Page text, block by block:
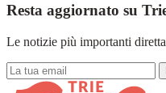
Resta aggiornato su
Le notizie più importanti